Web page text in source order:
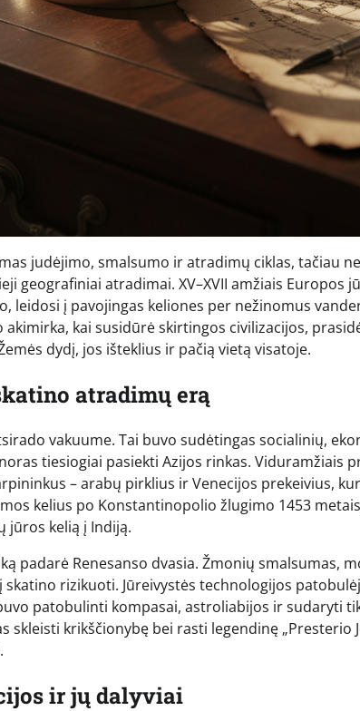
judėjimo, smalsumo ir atradimų ciklas, tačiau
geografiniai atradimai. XV–XVII amžiais Europos
leidosi į pavojingas keliones per nežinomus
kai susidūrė skirtingos civilizacijos,
dydį, jos išteklius ir pačią vietą visatoje.
atradimų erą
vakuume. Tai buvo sudėtingas socialinių,
tiesiogiai pasiekti Azijos rinkas. Viduramžiais
– arabų pirklius ir Venecijos prekeivius,
kelius po Konstantinopolio žlugimo 1453
jūros kelią į Indiją.
padarė Renesanso dvasia. Žmonių smalsumas,
rizikuoti. Jūreivystės technologijos
patobulinti kompasai, astroliabijos ir sudaryti
krikščionybę bei rasti legendinę „Presterio
ir jų dalyviai